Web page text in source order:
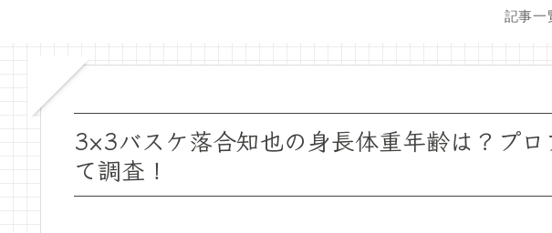
記事一
3×3バスケ落合知也の身長体重年齢は？プ
て調査！